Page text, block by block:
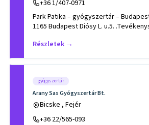
+36 1/407-0971
Park Patika – gyógyszertár –
1165 Budapest Diósy L. u.5.
Részletek →
gyógyszertár
Arany Sas Gyógyszertár Bt.
Bicske , Fejér
+36 22/565-093